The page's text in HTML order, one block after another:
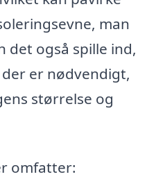
man
det også spille ind,
er nødvendigt,
størrelse og
omfatter: